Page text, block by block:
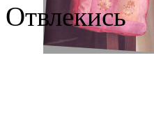
Отвлекись